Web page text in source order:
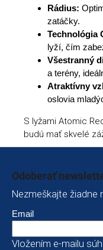
Rádius:
zatáčky.
Technológia
lyží, čím
Všestranný
a terény,
Atraktívny
oslovia
S lyžami Atomic
budú mať skvelé
Odoberať
Nezmeškajte žiadne
Email
Vložením e-mailu